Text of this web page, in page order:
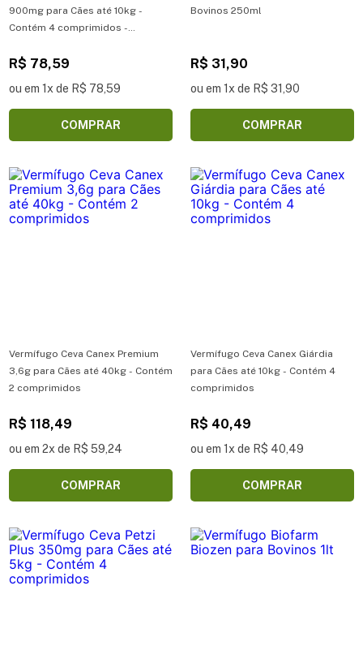
900mg para Cães até 10kg -
Contém 4 comprimidos -
900 mg para Cães 10kg com 4 cp
R$ 78,59
ou em 1x de R$ 78,59
COMPRAR
Bovinos 250ml
R$ 31,90
ou em 1x de R$ 31,90
COMPRAR
Vermífugo Ceva Canex Premium
3,6g para Cães até 40kg - Contém
2 comprimidos
R$ 118,49
ou em 2x de R$ 59,24
COMPRAR
Vermífugo Ceva Canex Giárdia
para Cães até 10kg - Contém 4
comprimidos
R$ 40,49
ou em 1x de R$ 40,49
COMPRAR